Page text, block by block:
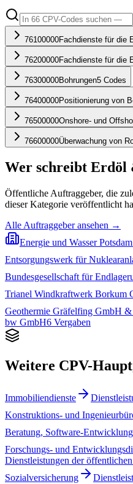
76100000Fachdienste für die
76200000Fachdienste für die
76300000Bohrungen5 Codes
76400000Positionierung von
76500000Onshore- und
76600000Überwachung von
Wer schreibt Erdöl
Öffentliche Auftraggeber, die
dieser Kategorie veröffentlicht
Alle Auftraggeber ansehen →
Energie und Wasser
Entsorgungswerk für
Bundesgesellschaft für
Trianel Windkraftwerk Borkum
Geothermie Gräfelfing GmbH
bw GmbH6 Vergaben
Weitere CPV-
Immobiliendienste
Konstruktions- und
Beratung, Software-
Forschungs- und
Dienstleistungen der
Sozialversicherung